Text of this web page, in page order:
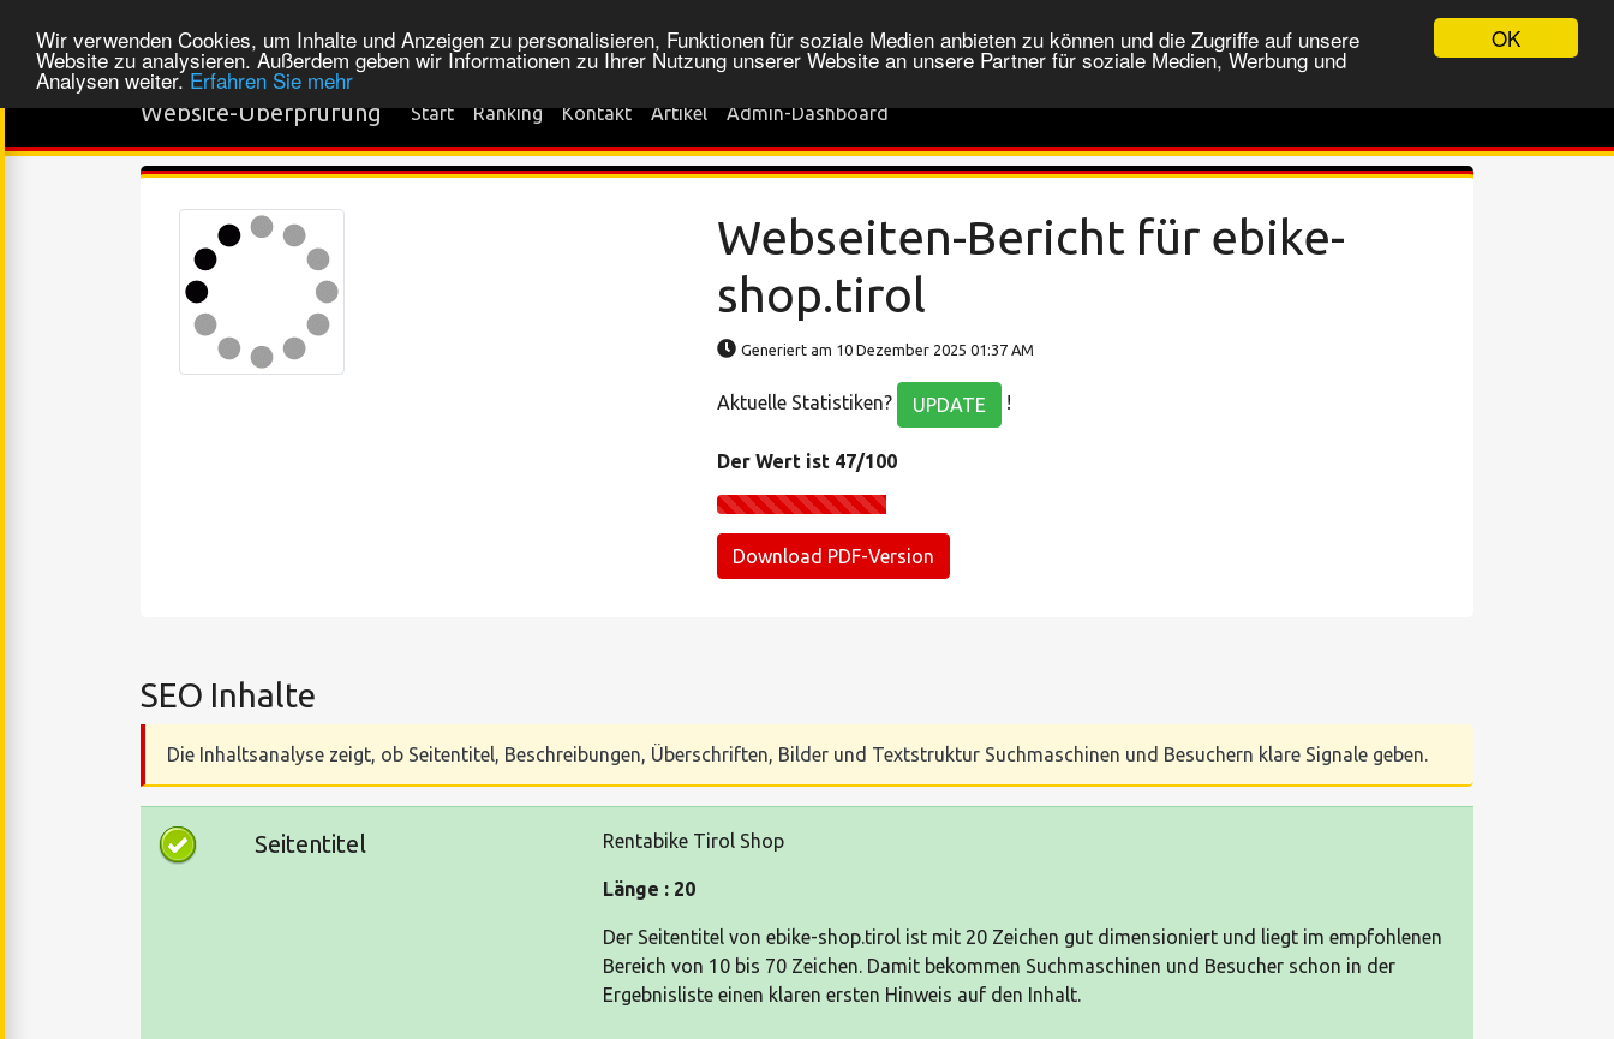
OK
Wir verwenden Cookies, um Inhalte und Anzeigen zu personalisieren, Funktionen für soziale Medien anbieten zu können und die Zugriffe auf unsere
Website zu analysieren. Außerdem geben wir Informationen zu Ihrer Nutzung unserer Website an unsere Partner für soziale Medien, Werbung und
Analysen weiter. Erfahren Sie mehr
Website-Überprüfung Start Ranking Kontakt Artikel Admin-Dashboard
Webseiten-Bericht für ebike-
shop.tirol
Generiert am 10 Dezember 2025 01:37 AM
Aktuelle Statistiken? UPDATE !
Der Wert ist 47/100
Download PDF-Version
SEO Inhalte
Die Inhaltsanalyse zeigt, ob Seitentitel, Beschreibungen, Überschriften, Bilder und Textstruktur Suchmaschinen und Besuchern klare Signale geben.
Seitentitel Rentabike Tirol Shop
Länge : 20
Der Seitentitel von ebike-shop.tirol ist mit 20 Zeichen gut dimensioniert und liegt im empfohlenen
Bereich von 10 bis 70 Zeichen. Damit bekommen Suchmaschinen und Besucher schon in der
Ergebnisliste einen klaren ersten Hinweis auf den Inhalt.